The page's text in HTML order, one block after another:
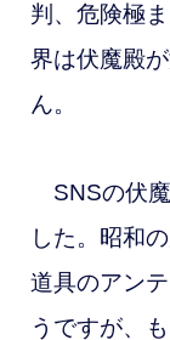
判、危険極
界は伏魔殿
ん。
SNSの伏魔
した。昭和
道具のアン
うですが、